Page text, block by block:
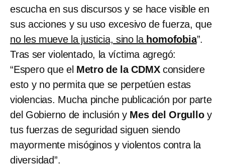
escucha en sus discursos y se hace visible en
sus acciones y su uso excesivo de fuerza, que
no les mueve la justicia, sino la homofobia”.
Tras ser violentado, la víctima agregó:
“Espero que el Metro de la CDMXconsidere
esto y no permita que se perpetúen estas
violencias. Mucha pinche publicación por parte
del Gobierno de inclusión y Mes del Orgulloy
tus fuerzas de seguridad siguen siendo
mayormente misóginos y violentos contra la
diversidad”.